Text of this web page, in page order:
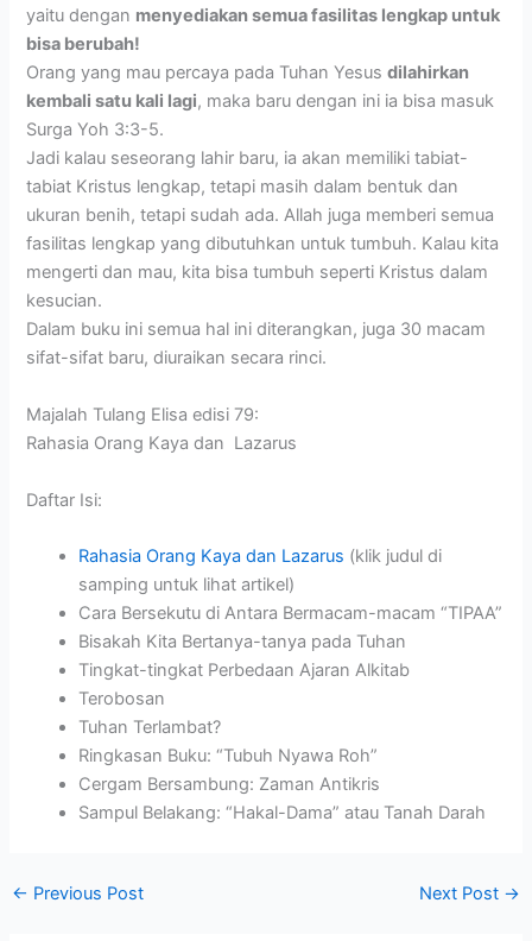
yaitu dengan menyediakan semua fasilitas lengkap untuk
bisa berubah!
Orang yang mau percaya pada Tuhan Yesusdilahirkan
kembali satu kali lagi, maka baru dengan ini ia bisa masuk
Surga Yoh 3:3-5.
Jadi kalau seseorang lahir baru, ia akan memiliki tabiat-
tabiat Kristus lengkap, tetapi masih dalam bentuk dan
ukuran benih, tetapi sudah ada. Allah juga memberi semua
fasilitas lengkap yang dibutuhkan untuk tumbuh. Kalau kita
mengerti dan mau, kita bisa tumbuh seperti Kristus dalam
kesucian.
Dalam buku ini semua hal ini diterangkan, juga 30 macam
sifat-sifat baru, diuraikan secara rinci.
Majalah Tulang Elisa edisi 79:
Rahasia Orang Kaya dan Lazarus
Daftar Isi:
Rahasia Orang Kaya dan Lazarus (klik judul di
samping untuk lihat artikel)
Cara Bersekutu di Antara Bermacam-macam “TIPAA”
Bisakah Kita Bertanya-tanya pada Tuhan
Tingkat-tingkat Perbedaan Ajaran Alkitab
Terobosan
Tuhan Terlambat?
Ringkasan Buku: “Tubuh Nyawa Roh”
Cergam Bersambung: Zaman Antikris
Sampul Belakang: “Hakal-Dama” atau Tanah Darah
← Previous Post Next Post →